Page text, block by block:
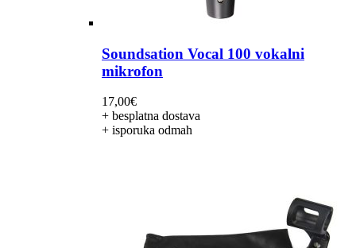
Soundsation Vocal 100 vokalni
mikrofon
17,00€
+ besplatna dostava
+ isporuka odmah